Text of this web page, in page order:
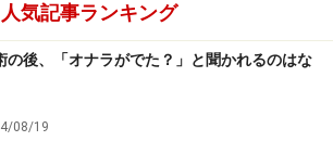
なら保険を使わず、全額自費でも抗体
、便中ピロリ抗原検査で5000円程度で
す。しかし胃カメラや他の検査を合
額になることもあるので、心配な場
人気記事ランキング
の後、「オナラがでた？」と聞かれるのはな
08/19